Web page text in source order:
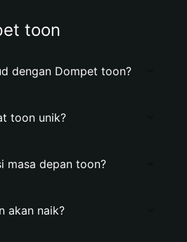
toon
dengan Dompet toon?
toon unik?
masa depan toon?
akan naik?